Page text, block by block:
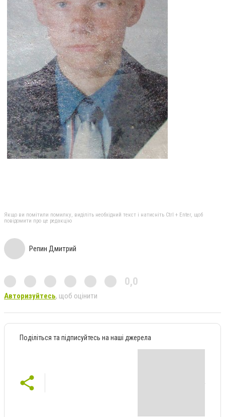
Якщо ви помітили помилку, виділіть необхідний текст і натисніть Ctrl + Enter, щоб
повідомити про це редакцію
Репин Дмитрий
0,0
Авторизуйтесь, щоб оцінити
Поділіться та підписуйтесь на наші джерела